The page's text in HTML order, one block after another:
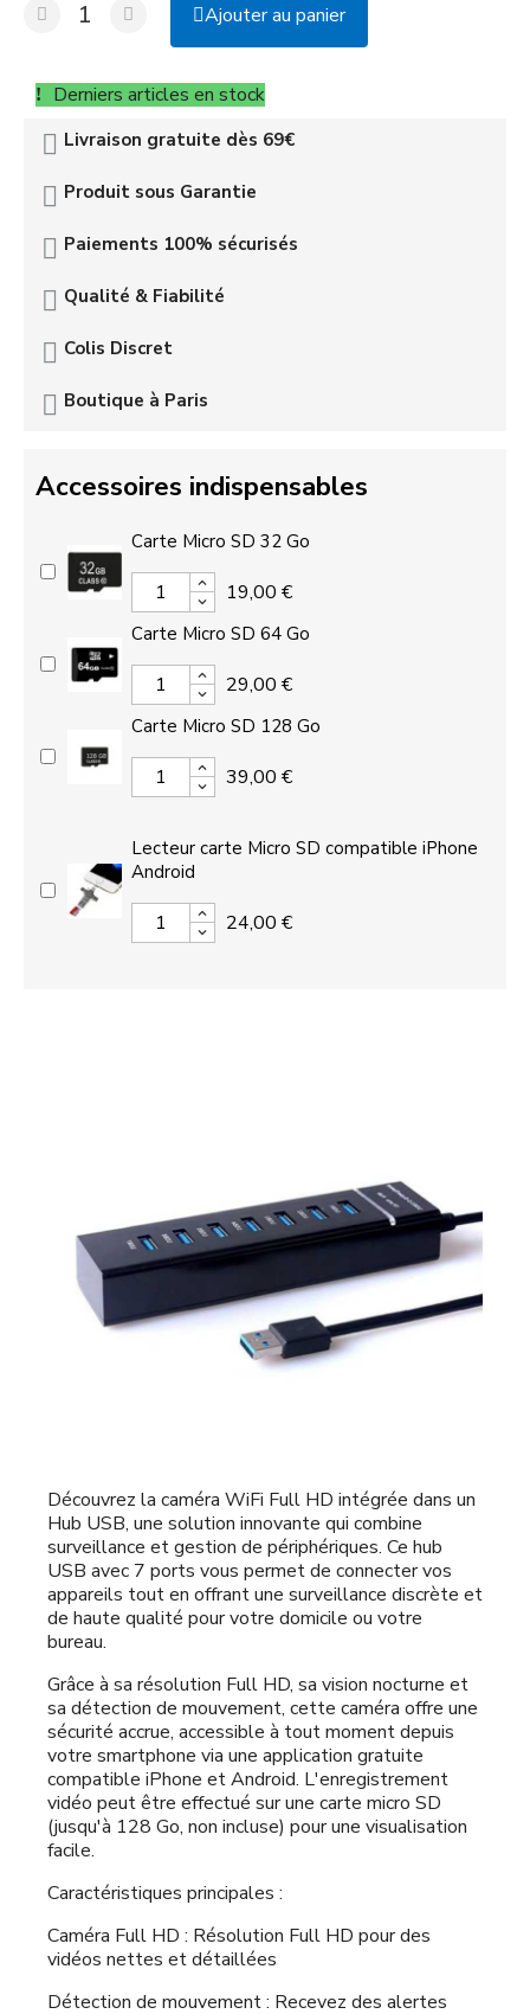
Ajouter au panier
Derniers articles en stock
Livraison gratuite dès 69€
Produit sous Garantie
Paiements 100% sécurisés
Qualité & Fiabilité
Colis Discret
Boutique à Paris
Accessoires indispensables
Carte Micro SD 32 Go
19,00 €
Carte Micro SD 64 Go
29,00 €
Carte Micro SD 128 Go
39,00 €
Lecteur carte Micro SD compatible iPhone
Android
24,00 €
Découvrez la caméra WiFi Full HD intégrée dans un
Hub USB, une solution innovante qui combine
surveillance et gestion de périphériques. Ce hub
USB avec 7 ports vous permet de connecter vos
appareils tout en offrant une surveillance discrète et
de haute qualité pour votre domicile ou votre
bureau.
Grâce à sa résolution Full HD, sa vision nocturne et
sa détection de mouvement, cette caméra offre une
sécurité accrue, accessible à tout moment depuis
votre smartphone via une application gratuite
compatible iPhone et Android. L'enregistrement
vidéo peut être effectué sur une carte micro SD
(jusqu'à 128 Go, non incluse) pour une visualisation
facile.
Caractéristiques principales :
Caméra Full HD : Résolution Full HD pour des
vidéos nettes et détaillées
Détection de mouvement : Recevez des alertes